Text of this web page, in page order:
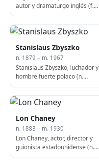
autor y dramaturgo inglés (f.
Stanislaus Zbyszko
n. 1879 – m. 1967
Stanislaus Zbyszko, luchador y
hombre fuerte polaco (n.
Lon Chaney
n. 1883 – m. 1930
Lon Chaney, actor, director y
guionista estadounidense (n.